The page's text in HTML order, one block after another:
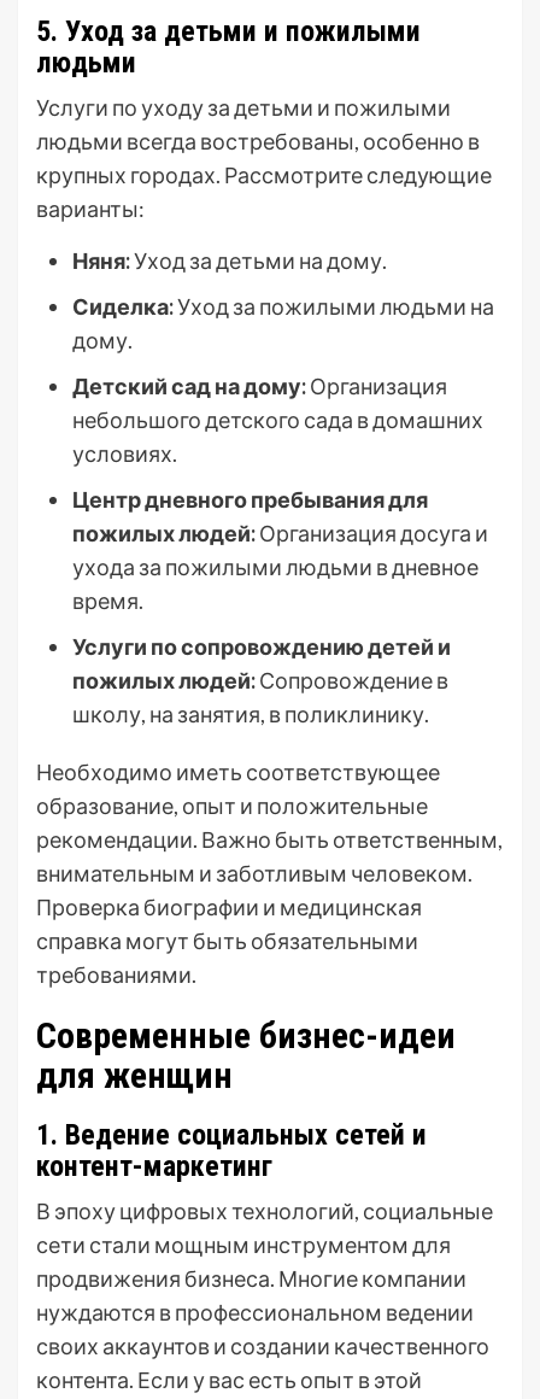
5. Уход за детьми и пожилыми
людьми
Услуги по уходу за детьми и пожилыми
людьми всегда востребованы, особенно в
крупных городах. Рассмотрите следующие
варианты:
Няня:Уход за детьми на дому.
Сиделка:Уход за пожилыми людьми на
дому.
Детский сад на дому:Организация
небольшого детского сада в домашних
условиях.
Центр дневного пребывания для
пожилых людей:Организация досуга и
ухода за пожилыми людьми в дневное
время.
Услуги по сопровождению детей и
пожилых людей:Сопровождение в
школу, на занятия, в поликлинику.
Необходимо иметь соответствующее
образование, опыт и положительные
рекомендации. Важно быть ответственным,
внимательным и заботливым человеком.
Проверка биографии и медицинская
справка могут быть обязательными
требованиями.
Современные бизнес-идеи
для женщин
1. Ведение социальных сетей и
контент-маркетинг
В эпоху цифровых технологий, социальные
сети стали мощным инструментом для
продвижения бизнеса. Многие компании
нуждаются в профессиональном ведении
своих аккаунтов и создании качественного
контента. Если у вас есть опыт в этой